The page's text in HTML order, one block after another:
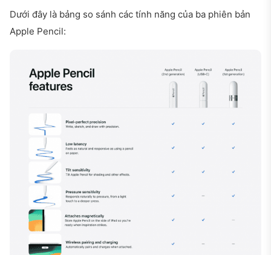
Dưới đây là bảng so sánh các tính năng của ba phiên bản
Apple Pencil: